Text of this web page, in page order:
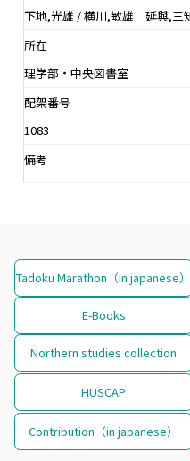
下地,光雄 / 横川,敏雄 延與,
所在
理学部・中央図書室
配架番号
1083
備考
Tadoku Marathon（in japanese）
E-Books
Northern studies collection
HUSCAP
Contribution（in japanese）